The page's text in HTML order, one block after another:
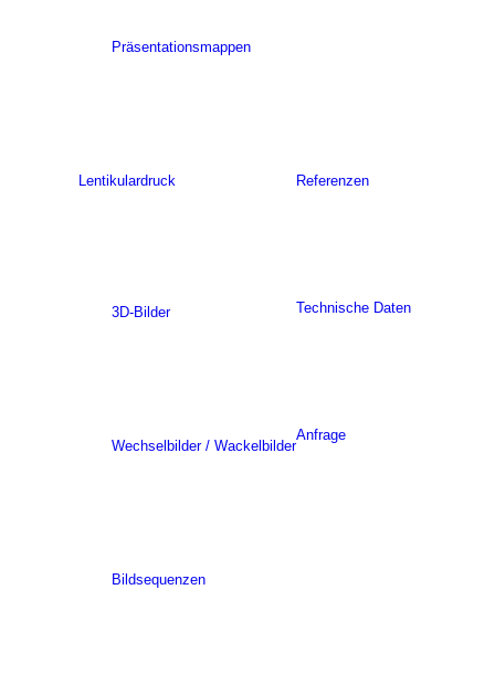
Präsentationsmappen
Lentikulardruck
3D-Bilder
Wechselbilder / Wackelbilder
Bildsequenzen
Referenzen
Technische Daten
Anfrage